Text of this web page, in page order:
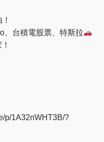
、台積電股票、特斯拉
p/1A32nWHT3B/?